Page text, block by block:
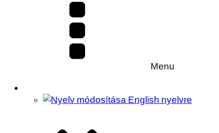
Menu